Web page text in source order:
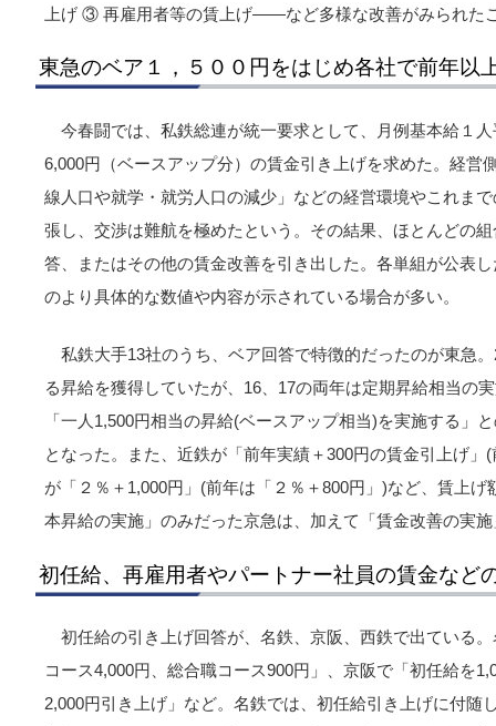
上げ ③ 再雇用者等の賃上げ――など多様な改善がみられた
東急のベア１，５００円をはじめ各社で前年以
今春闘では、私鉄総連が統一要求として、月例基本給１
6,000円（ベースアップ分）の賃金引き上げを求めた。経営
線人口や就学・就労人口の減少」などの経営環境やこれま
張し、交渉は難航を極めたという。その結果、ほとんどの
答、またはその他の賃金改善を引き出した。各単組が公表
のより具体的な数値や内容が示されている場合が多い。
私鉄大手13社のうち、ベア回答で特徴的だったのが東急
る昇給を獲得していたが、16、17の両年は定期昇給相当の
「一人1,500円相当の昇給(ベースアップ相当)を実施する」
となった。また、近鉄が「前年実績＋300円の賃金引上げ」
が「２％＋1,000円」(前年は「２％＋800円」)など、賃上
本昇給の実施」のみだった京急は、加えて「賃金改善の実
初任給、再雇用者やパートナー社員の賃金など
初任給の引き上げ回答が、名鉄、京阪、西鉄で出ている
コース4,000円、総合職コース900円」、京阪で「初任給を
2,000円引き上げ」など。名鉄では、初任給引き上げに付随